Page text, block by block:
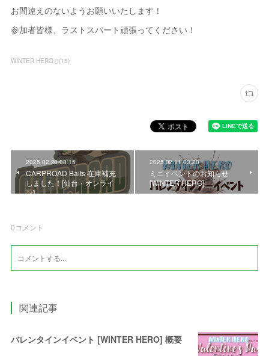
お間違えのないようお願いいたします！
参加者皆様、ラストスパート頑張ってください！
WINTER HERO☃️(15)
2025.02.20 08:15
CARPROAD Baits 在庫補充
しました！[仙台・オンライ
ン]
2025.02.11 03:20
ミニイベントのお知らせ
[WINTER HERO]
0コメント
関連記事
バレンタインイベント [WINTER HERO] 概要